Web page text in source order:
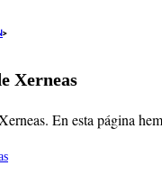
>
Xerneas
En esta página